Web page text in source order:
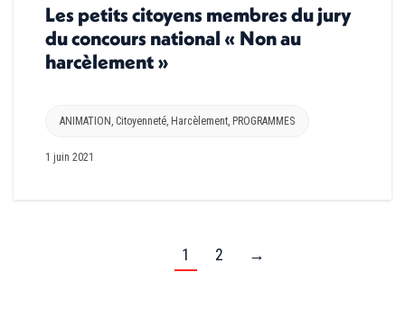
Les petits citoyens membres du jury
du concours national « Non au
harcèlement »
ANIMATION Citoyenneté Harcèlement PROGRAMMES
1 juin 2021
1 2 →